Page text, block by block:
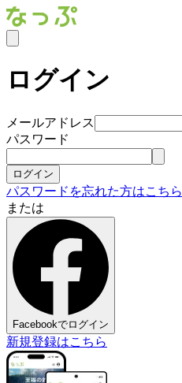
ログイン
メールアドレス
パスワード
ログイン
パスワードを忘れた方はこちら
または
Facebookでログイン
新規登録はこちら